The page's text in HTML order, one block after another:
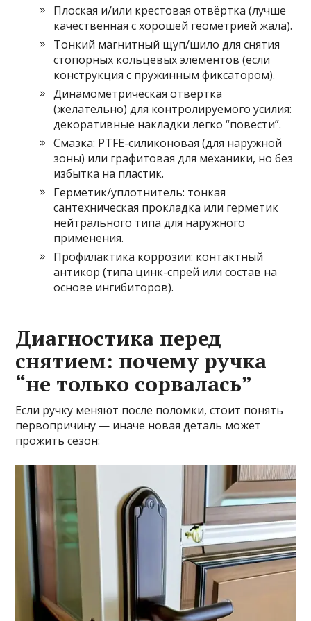
Плоская и/или крестовая отвёртка (лучше
качественная с хорошей геометрией жала).
Тонкий магнитный щуп/шило для снятия
стопорных кольцевых элементов (если
конструкция с пружинным фиксатором).
Динамометрическая отвёртка
(желательно) для контролируемого усилия:
декоративные накладки легко “повести”.
Смазка: PTFE-силиконовая (для наружной
зоны) или графитовая для механики, но без
избытка на пластик.
Герметик/уплотнитель: тонкая
сантехническая прокладка или герметик
нейтрального типа для наружного
применения.
Профилактика коррозии: контактный
антикор (типа цинк-спрей или состав на
основе ингибиторов).
Диагностика перед
снятием: почему ручка
“не только сорвалась”
Если ручку меняют после поломки, стоит понять
первопричину — иначе новая деталь может
прожить сезон: